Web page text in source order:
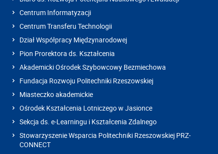
Centrum Informatyzacji
Centrum Transferu Technologii
Dział Współpracy Międzynarodowej
Pion Prorektora ds. Kształcenia
Akademicki Ośrodek Szybowcowy Bezmiechowa
Fundacja Rozwoju Politechniki Rzeszowskiej
Miasteczko akademickie
Ośrodek Kształcenia Lotniczego w Jasionce
Sekcja ds. e-Learningu i Kształcenia Zdalnego
Stowarzyszenie Wsparcia Politechniki Rzeszowskiej PRZ-
CONNECT